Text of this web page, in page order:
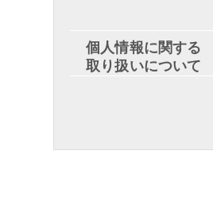
個人情報に関する
取り扱いについて